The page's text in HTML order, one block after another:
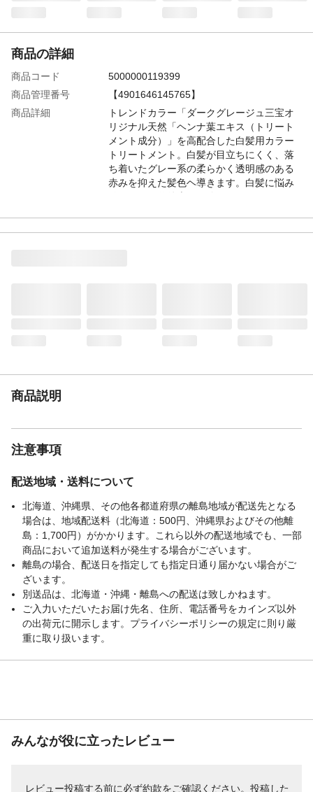
商品の詳細
商品コード
5000000119399
商品管理番号
【4901646145765】
商品詳細
トレンドカラー「ダークグレージュ三宝オ
リジナル天然「ヘンナ葉エキス（トリート
メント成分）」を高配合した白髪用カラー
トリートメント。白髪が目立ちにくく、落
ち着いたグレー系の柔らかく透明感のある
赤みを抑えた髪色ヘ導きます。白髪に悩み
商品説明
注意事項
配送地域・送料について
北海道、沖縄県、その他各都道府県の離島地域が配送先となる
場合は、地域配送料（北海道：500円、沖縄県およびその他離
島：1,700円）がかかります。これら以外の配送地域でも、一部
商品において追加送料が発生する場合がございます。
離島の場合、配送日を指定しても指定日通り届かない場合がご
ざいます。
別送品は、北海道・沖縄・離島への配送は致しかねます。
ご入力いただいたお届け先名、住所、電話番号をカインズ以外
の出荷元に開示します。プライバシーポリシーの規定に則り厳
重に取り扱います。
みんなが役に立ったレビュー
レビュー投稿する前に必ず約款をご確認ください。投稿した